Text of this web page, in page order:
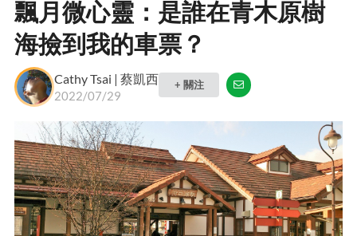
飄月微心靈：是誰在青木原樹
海撿到我的車票？
Cathy Tsai | 蔡凱西
2022/07/29
+ 關注